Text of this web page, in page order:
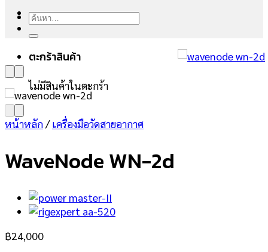
ตะกร้าสินค้า
ไม่มีสินค้าในตะกร้า
ค้นหา:
หน้าหลัก/ เครื่องมือวัดสายอากาศ
WaveNode WN-2d
฿24,000